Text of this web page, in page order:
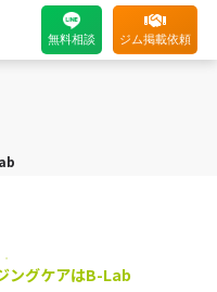
無料相談 ジム掲載依頼
ングケアはB-Lab